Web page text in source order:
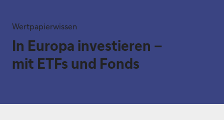
Wertpapierwissen
In Europa investieren –
mit ETFs und Fonds